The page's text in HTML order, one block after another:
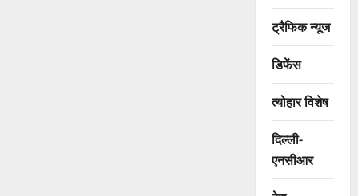
ट्रैफिक न्यूज
डिफेंस
त्योहार विशेष
दिल्ली-
एनसीआर